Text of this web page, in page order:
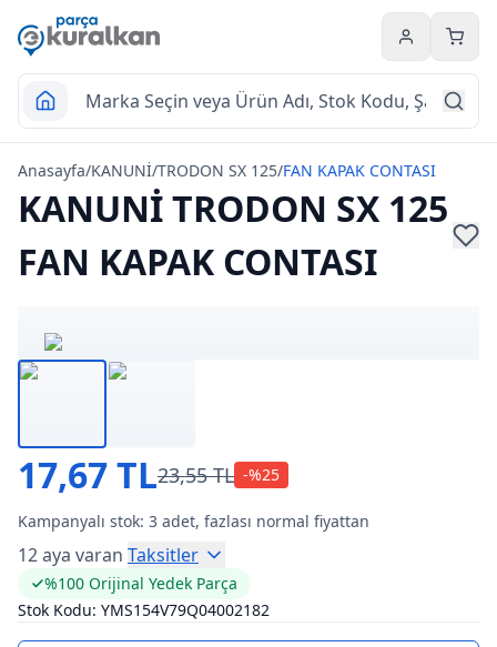
Hesabım
Anasayfa/KANUNİ/TRODON SX 125/FAN KAPAK CONTASI
KANUNİ TRODON SX 125
FAN KAPAK CONTASI
17,67 TL23,55 TL -%25
Kampanyalı stok: 3 adet, fazlası normal fiyattan
12 aya varan Taksitler
%100 Orijinal Yedek Parça
Stok Kodu: YMS154V79Q04002182